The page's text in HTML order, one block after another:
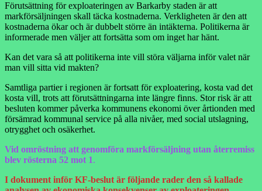
Förutsättning för exploateringen av Barkarby staden är att
markförsäljningen skall täcka kostnaderna. Verkligheten är den att
kostnaderna ökar och är dubbelt större än intäkterna. Politikerna är
informerade men väljer att fortsätta som om inget har hänt.
Kan det vara så att politikerna inte vill störa väljarna inför valet när
man vill sitta vid makten?
Samtliga partier i regionen är fortsatt för exploatering, kosta vad det
kosta vill, trots att förutsättningarna inte längre finns. Stor risk är att
besluten kommer påverka kommunens ekonomi över årtionden med
försämrad kommunal service på alla nivåer, med social utslagning,
otrygghet och osäkerhet.
Vid omröstning att genomföra markförsäljning utan återremiss
blev rösterna 52 mot 1.
I dokument inför KF-beslut är följande rader den så kallade